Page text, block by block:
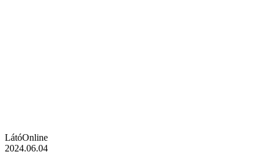
LátóOnline
2024.06.04